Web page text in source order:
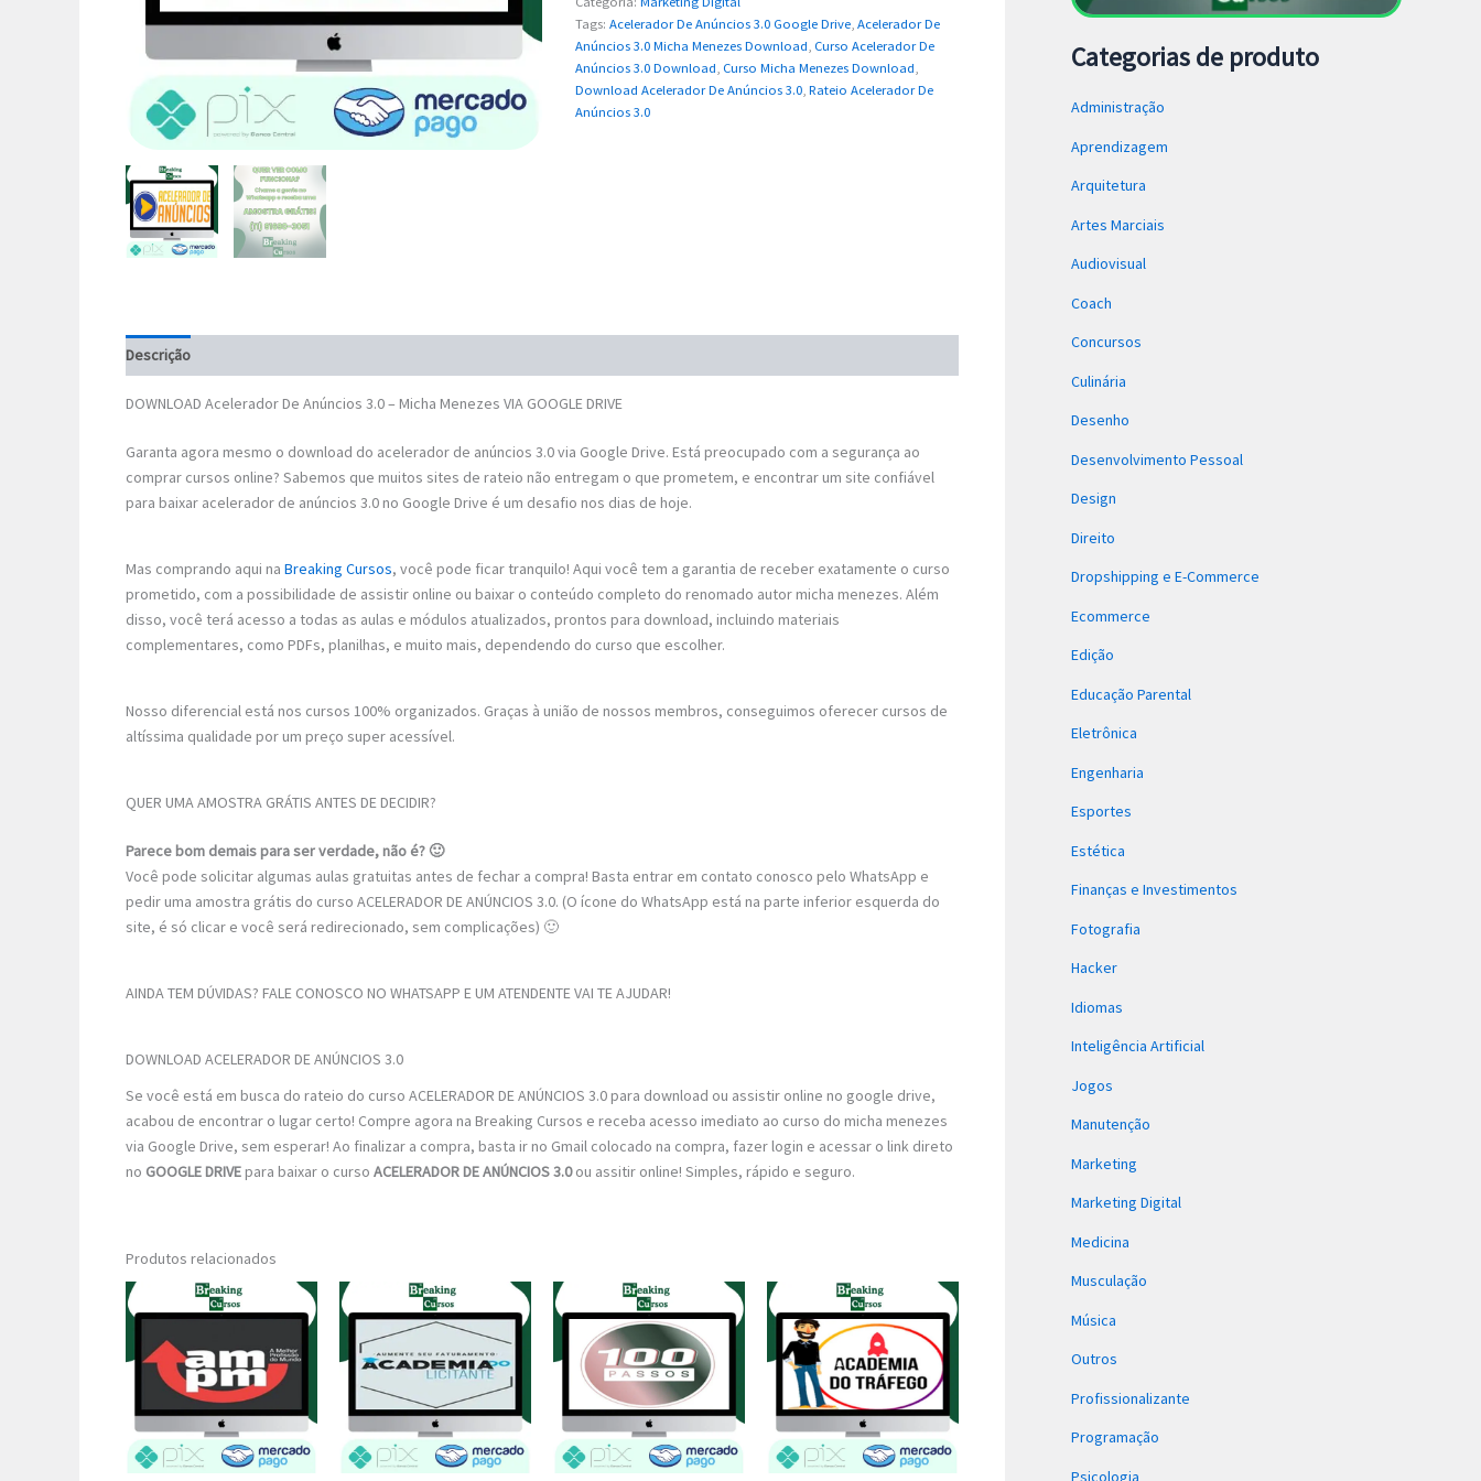
Tags:Acelerador De Anúncios 3.0 Google Drive,Acelerador De
Anúncios 3.0 Micha Menezes Download, Curso Acelerador De
Anúncios 3.0 Download, Curso Micha Menezes Download,
Download Acelerador De Anúncios 3.0,Rateio Acelerador De
Anúncios 3.0
Descrição
DOWNLOAD Acelerador De Anúncios 3.0 – Micha Menezes VIA GOOGLE DRIVE
Garanta agora mesmo o download do acelerador de anúncios 3.0 via Google Drive. Está preocupado com a segurança ao
comprar cursos online? Sabemos que muitos sites de rateio não entregam o que prometem, e encontrar um site confiável
para baixar acelerador de anúncios 3.0 no Google Drive é um desafio nos dias de hoje.
Mas comprando aqui na Breaking Cursos, você pode ficar tranquilo! Aqui você tem a garantia de receber exatamente o curso
prometido, com a possibilidade de assistir online ou baixar o conteúdo completo do renomado autor micha menezes. Além
disso, você terá acesso a todas as aulas e módulos atualizados, prontos para download, incluindo materiais
complementares, como PDFs, planilhas, e muito mais, dependendo do curso que escolher.
Nosso diferencial está nos cursos 100% organizados. Graças à união de nossos membros, conseguimos oferecer cursos de
altíssima qualidade por um preço super acessível.
QUER UMA AMOSTRA GRÁTIS ANTES DE DECIDIR?
Parece bom demais para ser verdade, não é? 🙂
Você pode solicitar algumas aulas gratuitas antes de fechar a compra! Basta entrar em contato conosco pelo WhatsApp e
pedir uma amostra grátis do curso ACELERADOR DE ANÚNCIOS 3.0. (O ícone do WhatsApp está na parte inferior esquerda do
site, é só clicar e você será redirecionado, sem complicações) 🙂
AINDA TEM DÚVIDAS? FALE CONOSCO NO WHATSAPP E UM ATENDENTE VAI TE AJUDAR!
DOWNLOAD ACELERADOR DE ANÚNCIOS 3.0
Se você está em busca do rateio do curso ACELERADOR DE ANÚNCIOS 3.0 para download ou assistir online no google drive,
acabou de encontrar o lugar certo! Compre agora na Breaking Cursos e receba acesso imediato ao curso do micha menezes
via Google Drive, sem esperar! Ao finalizar a compra, basta ir no Gmail colocado na compra, fazer login e acessar o link direto
no GOOGLE DRIVEpara baixar o curso ACELERADOR DE ANÚNCIOS 3.0ou assitir online! Simples, rápido e seguro.
Produtos relacionados
Categorias de produto
Administração
Aprendizagem
Arquitetura
Artes Marciais
Audiovisual
Coach
Concursos
Culinária
Desenho
Desenvolvimento Pessoal
Design
Direito
Dropshipping e E-Commerce
Ecommerce
Edição
Educação Parental
Eletrônica
Engenharia
Esportes
Estética
Finanças e Investimentos
Fotografia
Hacker
Idiomas
Inteligência Artificial
Jogos
Manutenção
Marketing
Marketing Digital
Medicina
Musculação
Música
Outros
Profissionalizante
Programação
Psicologia